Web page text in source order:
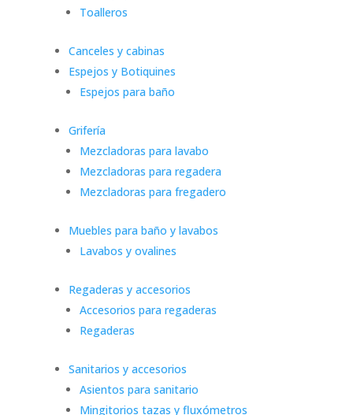
Toalleros
Canceles y cabinas
Espejos y Botiquines
Espejos para baño
Grifería
Mezcladoras para lavabo
Mezcladoras para regadera
Mezcladoras para fregadero
Muebles para baño y lavabos
Lavabos y ovalines
Regaderas y accesorios
Accesorios para regaderas
Regaderas
Sanitarios y accesorios
Asientos para sanitario
Mingitorios tazas y fluxómetros